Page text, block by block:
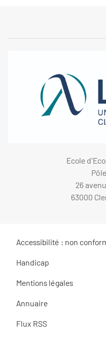
Ecole
26
63000
Accessibilité : non
Handicap
Mentions légales
Annuaire
Flux RSS